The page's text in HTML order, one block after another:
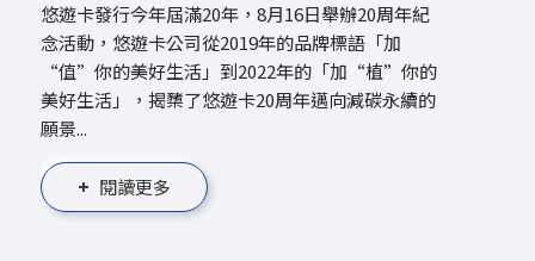
悠遊卡發行今年屆滿20年，8月16日舉辦20周年紀
念活動，悠遊卡公司從2019年的品牌標語「加
“值”你的美好生活」到2022年的「加“植”你的
美好生活」，揭櫫了悠遊卡20周年邁向減碳永續的
願景...
閱讀更多